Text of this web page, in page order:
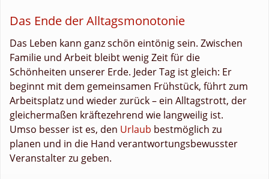
Das Ende der Alltagsmonotonie
Das Leben kann ganz schön eintönig sein. Zwischen
Familie und Arbeit bleibt wenig Zeit für die
Schönheiten unserer Erde. Jeder Tag ist gleich: Er
beginnt mit dem gemeinsamen Frühstück, führt zum
Arbeitsplatz und wieder zurück – ein Alltagstrott, der
gleichermaßen kräftezehrend wie langweilig ist.
Umso besser ist es, den Urlaub bestmöglich zu
planen und in die Hand verantwortungsbewusster
Veranstalter zu geben.